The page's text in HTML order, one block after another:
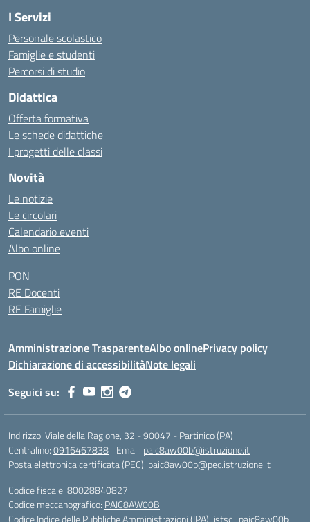
I Servizi
Personale scolastico
Famiglie e studenti
Percorsi di studio
Didattica
Offerta formativa
Le schede didattiche
I progetti delle classi
Novità
Le notizie
Le circolari
Calendario eventi
Albo online
PON
RE Docenti
RE Famiglie
Amministrazione TrasparenteAlbo onlinePrivacy policy
Dichiarazione di accessibilitàNote legali
Seguici su:
Indirizzo:Viale della Ragione, 32 - 90047 - Partinico (PA)
Centralino:0916467838 Email: paic8aw00b@istruzione.it
Posta elettronica certificata (PEC): paic8aw00b@pec.istruzione.it
Codice fiscale: 80028840827
Codice meccanografico: PAIC8AW00B
Codice Indice delle Pubbliche Amministrazioni (IPA): istsc_paic8aw00b